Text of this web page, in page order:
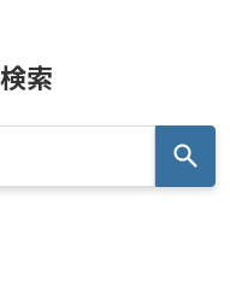
索